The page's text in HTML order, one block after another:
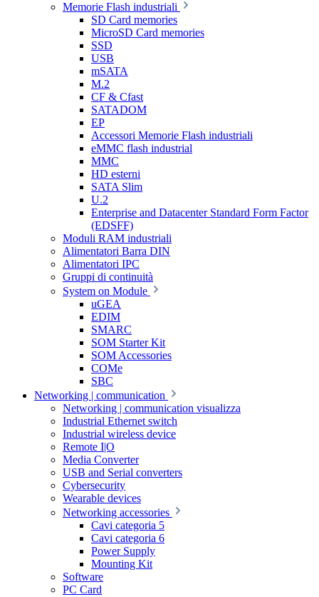
Memorie Flash industriali
SD Card memories
MicroSD Card memories
SSD
USB
mSATA
M.2
CF & Cfast
SATADOM
EP
Accessori Memorie Flash industriali
eMMC flash industrial
MMC
HD esterni
SATA Slim
U.2
Enterprise and Datacenter Standard Form Factor
(EDSFF)
Moduli RAM industriali
Alimentatori Barra DIN
Alimentatori IPC
Gruppi di continuità
System on Module
uGEA
EDIM
SMARC
SOM Starter Kit
SOM Accessories
COMe
SBC
Networking | communication
Networking | communication visualizza
Industrial Ethernet switch
Industrial wireless device
Remote I|O
Media Converter
USB and Serial converters
Cybersecurity
Wearable devices
Networking accessories
Cavi categoria 5
Cavi categoria 6
Power Supply
Mounting Kit
Software
PC Card